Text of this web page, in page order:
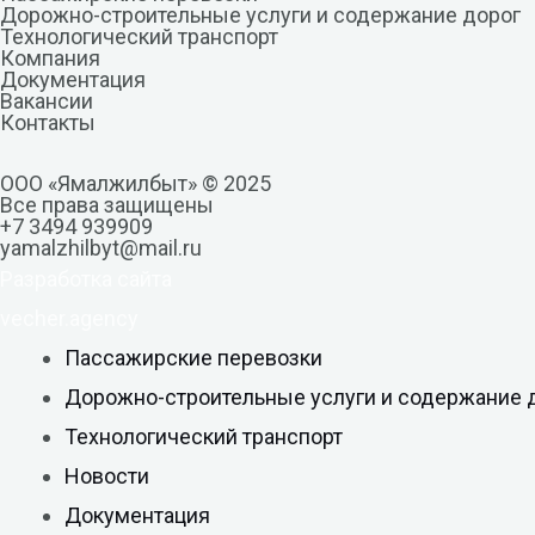
Дорожно-строительные услуги и содержание дорог
Технологический транспорт
Компания
Документация
Вакансии
Контакты
ООО «Ямалжилбыт» © 2025
Все права защищены
+7 3494 939909
yamalzhilbyt@mail.ru
Пассажирские перевозки
Дорожно-строительные услуги и содержание
Технологический транспорт
Новости
Документация